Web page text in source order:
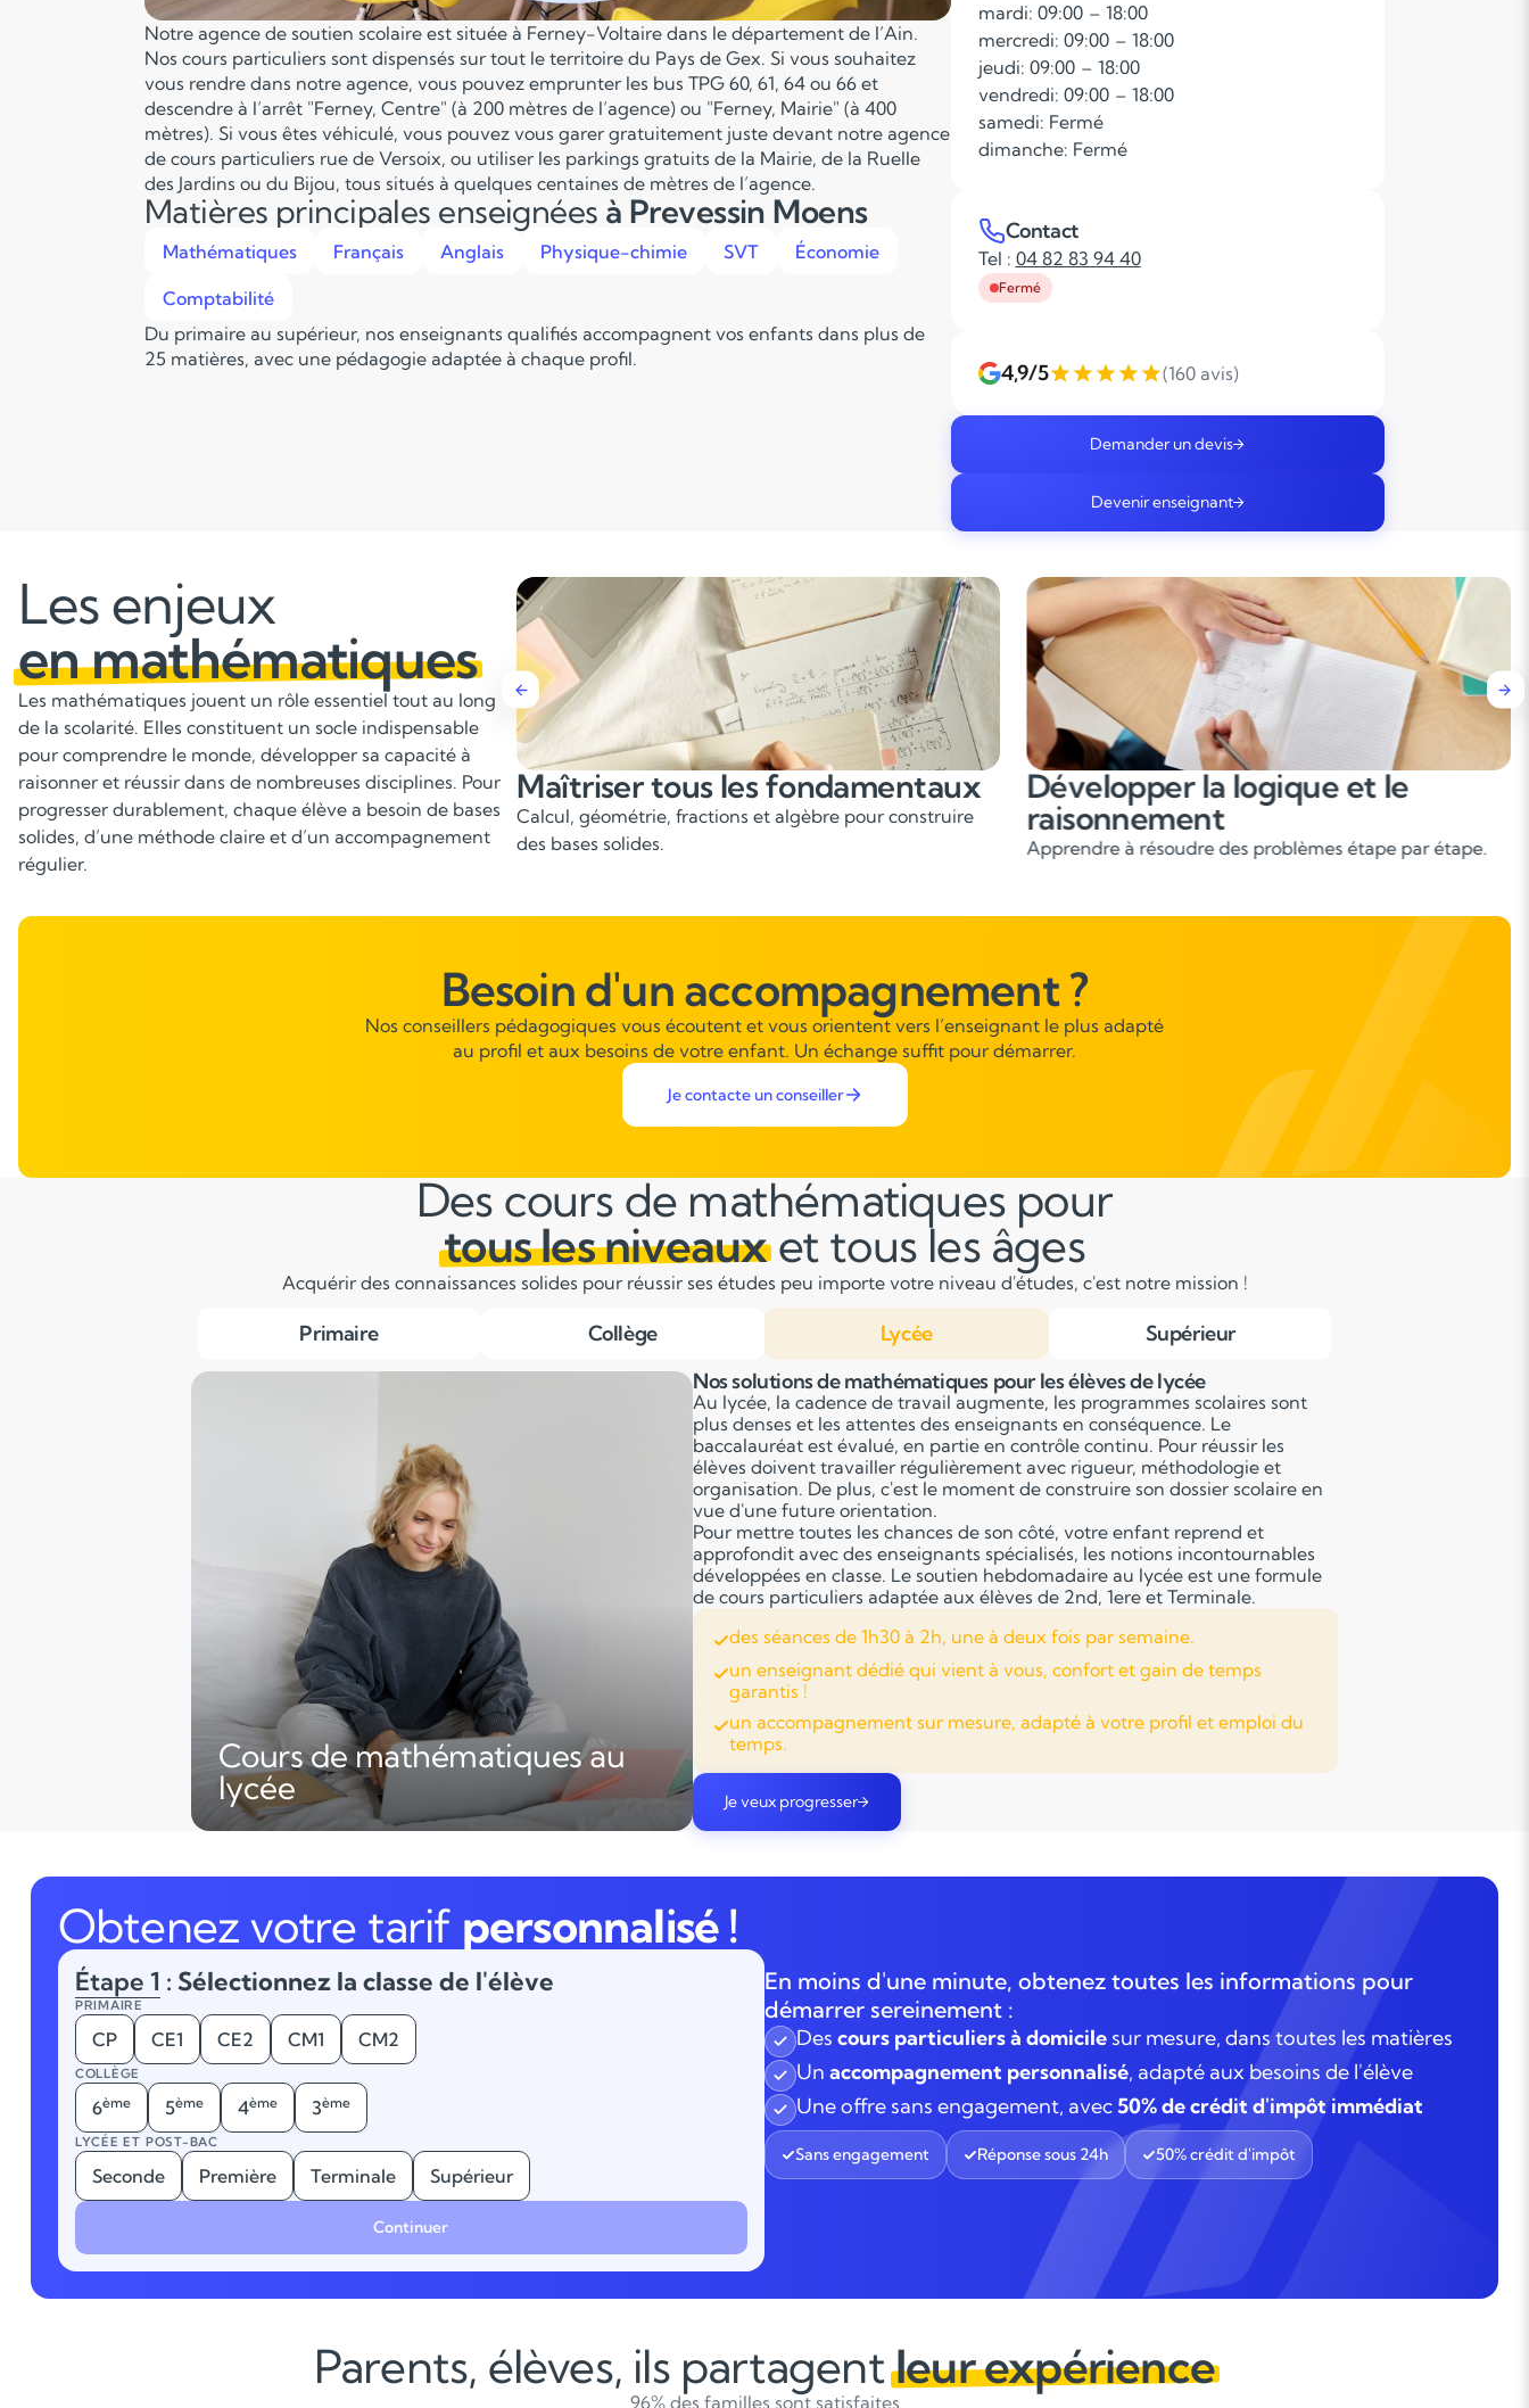
Notre agence de soutien scolaire est située à Ferney-Voltaire dans le département de l’Ain.
Nos cours particuliers sont dispensés sur tout le territoire du Pays de Gex. Si vous souhaitez
vous rendre dans notre agence, vous pouvez emprunter les bus TPG 60, 61, 64 ou 66 et
descendre à l’arrêt "Ferney, Centre" (à 200 mètres de l’agence) ou "Ferney, Mairie" (à 400
mètres). Si vous êtes véhiculé, vous pouvez vous garer gratuitement juste devant notre agence
de cours particuliers rue de Versoix, ou utiliser les parkings gratuits de la Mairie, de la Ruelle
des Jardins ou du Bijou, tous situés à quelques centaines de mètres de l’agence.
Matières principales enseignées à Prevessin Moens
Mathématiques Français Anglais Physique-chimie SVT Économie
Comptabilité
Du primaire au supérieur, nos enseignants qualifiés accompagnent vos enfants dans plus de
25 matières, avec une pédagogie adaptée à chaque profil.
mardi: 09:00 – 18:00
mercredi: 09:00 – 18:00
jeudi: 09:00 – 18:00
vendredi: 09:00 – 18:00
samedi: Fermé
dimanche: Fermé
Contact
Tel : 04 82 83 94 40
Fermé
4,9/5 (160 avis)
Demander un devis
Devenir enseignant
Les enjeux
en mathématiques
Les mathématiques jouent un rôle essentiel tout au long
de la scolarité. Elles constituent un socle indispensable
pour comprendre le monde, développer sa capacité à
raisonner et réussir dans de nombreuses disciplines. Pour
progresser durablement, chaque élève a besoin de bases
solides, d’une méthode claire et d’un accompagnement
régulier.
Maîtriser tous les fondamentaux
Calcul, géométrie, fractions et algèbre pour construire
des bases solides.
Développer la logique et le
raisonnement
Apprendre à résoudre des problèmes étape par étape.
Réussir dans toutes les matières
scientifiques
L’apprentissage des mathématiques renforce la logique
Besoin d'un accompagnement ?
Nos conseillers pédagogiques vous écoutent et vous orientent vers l’enseignant le plus adapté
au profil et aux besoins de votre enfant. Un échange suffit pour démarrer.
Je contacte un conseiller
Des cours de mathématiques pour
tous les niveauxet tous les âges
Acquérir des connaissances solides pour réussir ses études peu importe votre niveau d'études, c'est notre mission !
Primaire Collège Lycée Supérieur
Cours de mathématiques au
lycée
Nos solutions de mathématiques pour les élèves de lycée
Au lycée, la cadence de travail augmente, les programmes scolaires sont
plus denses et les attentes des enseignants en conséquence. Le
baccalauréat est évalué, en partie en contrôle continu. Pour réussir les
élèves doivent travailler régulièrement avec rigueur, méthodologie et
organisation. De plus, c'est le moment de construire son dossier scolaire en
vue d'une future orientation.
Pour mettre toutes les chances de son côté, votre enfant reprend et
approfondit avec des enseignants spécialisés, les notions incontournables
développées en classe. Le soutien hebdomadaire au lycée est une formule
de cours particuliers adaptée aux élèves de 2nd, 1ere et Terminale.
des séances de 1h30 à 2h, une à deux fois par semaine.
un enseignant dédié qui vient à vous, confort et gain de temps
garantis !
un accompagnement sur mesure, adapté à votre profil et emploi du
temps.
Je veux progresser
Obtenez votre tarif personnalisé !
En moins d'une minute, obtenez toutes les informations pour
démarrer sereinement :
Des cours particuliers à domicile sur mesure, dans toutes les matières
Un accompagnement personnalisé, adapté aux besoins de l'élève
Une offre sans engagement, avec50% de crédit d'impôt immédiat
Sans engagement Réponse sous 24h 50% crédit d'impôt
Étape 1 : Sélectionnez la classe de l'élève
PRIMAIRE
CP CE1 CE2 CM1 CM2
COLLÈGE
6ème 5ème 4ème 3ème
LYCÉE ET POST-BAC
Seconde Première Terminale Supérieur
Continuer
Parents, élèves, ils partagentleur expérience
96% des familles sont satisfaites